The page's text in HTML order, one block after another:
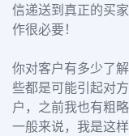
信递送到真正的买
作很必要！
你对客户有多少了
些都是可能引起对
户，之前我也有粗
一般来说，我是这